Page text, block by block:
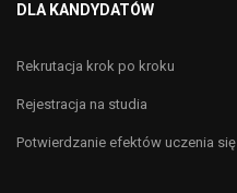
DLA KANDYDATÓW
Rekrutacja krok po kroku
Rejestracja na studia
Potwierdzanie efektów uczenia się